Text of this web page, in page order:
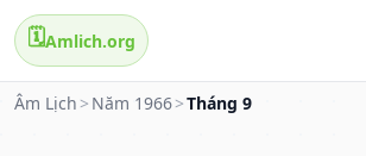
🗓️Amlich.org
Âm Lịch > Năm 1966>Tháng 9